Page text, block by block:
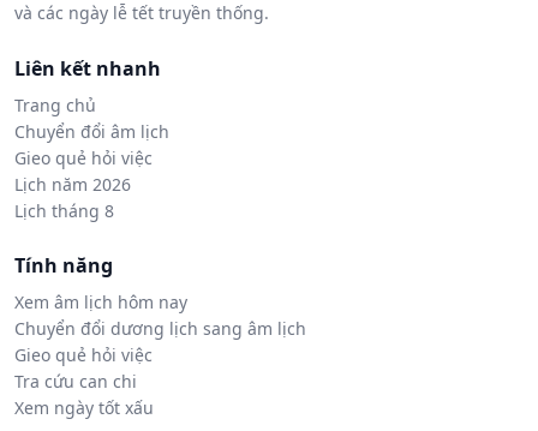
và các ngày lễ tết truyền thống.
Liên kết nhanh
Trang chủ
Chuyển đổi âm lịch
Gieo quẻ hỏi việc
Lịch năm 2026
Lịch tháng 8
Tính năng
Xem âm lịch hôm nay
Chuyển đổi dương lịch sang âm lịch
Gieo quẻ hỏi việc
Tra cứu can chi
Xem ngày tốt xấu